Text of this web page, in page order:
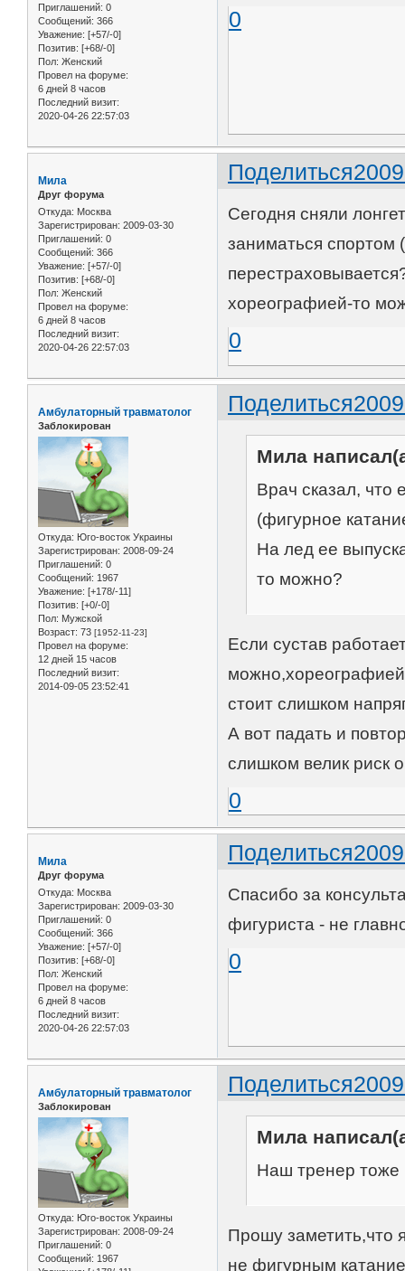
Приглашений: 0
Сообщений: 366
Уважение: [+57/-0]
Позитив: [+68/-0]
Пол: Женский
Провел на форуме:
6 дней 8 часов
Последний визит:
2020-04-26 22:57:03
0
Поделиться
Мила
Друг форума
Откуда: Москва
Зарегистрирован: 2009-03-30
Приглашений: 0
Сообщений: 366
Уважение: [+57/-0]
Позитив: [+68/-0]
Пол: Женский
Провел на форуме:
6 дней 8 часов
Последний визит:
2020-04-26 22:57:03
Сегодня сняли
заниматься спортом
хореографией-то
0
Поделиться
Амбулаторный травматолог
Заблокирован
Откуда: Юго-восток Украины
Зарегистрирован: 2008-09-24
Приглашений: 0
Сообщений: 1967
Уважение: [+178/-11]
Позитив: [+0/-0]
Пол: Мужской
Возраст: 73 [1952-11-23]
Провел на форуме:
12 дней 15 часов
Последний визит:
2014-09-05 23:52:41
Мила
Врач сказал, что
(фигурное
На лед ее
то можно?
Если сустав
стоит слишком
А вот падать и
слишком велик риск
0
Поделиться
Мила
Друг форума
Откуда: Москва
Зарегистрирован: 2009-03-30
Приглашений: 0
Сообщений: 366
Уважение: [+57/-0]
Позитив: [+68/-0]
Пол: Женский
Провел на форуме:
6 дней 8 часов
Последний визит:
2020-04-26 22:57:03
Спасибо за
фигуриста - не
0
Поделиться
Амбулаторный травматолог
Заблокирован
Откуда: Юго-восток Украины
Зарегистрирован: 2008-09-24
Приглашений: 0
Сообщений: 1967
Мила
Наш тренер тоже
Прошу заметить,что
не фигурным